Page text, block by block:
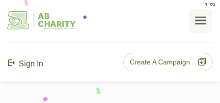
בס"ד
AB
CHARITY
powerd by ahblicklive.com
Sign In Create A Campaign